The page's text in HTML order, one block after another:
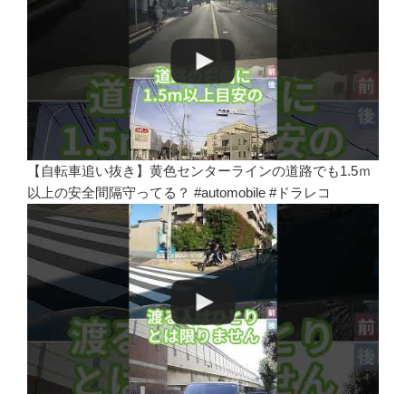
【自転車追い抜き】黄色センターラインの道路でも1.5ｍ
以上の安全間隔守ってる？ #automobile #ドラレコ